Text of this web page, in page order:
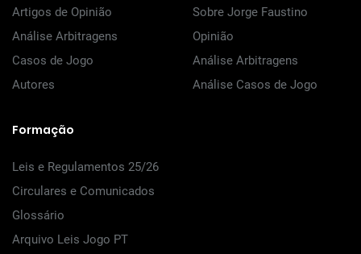
Artigos de Opinião
Análise Arbitragens
Casos de Jogo
Autores
Sobre Jorge Faustino
Opinião
Análise Arbitragens
Análise Casos de Jogo
Formação
Leis e Regulamentos 25/26
Circulares e Comunicados
Glossário
Arquivo Leis Jogo PT